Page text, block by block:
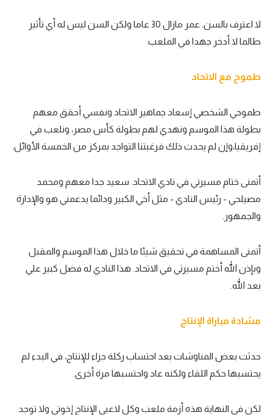
لا اعترف بالسن. عمر مازال 30 عاما ولكن السن ليس له أي تأثير
طالما لا أدخر جهدا في الملعب.
طموح مع الاتحاد
طموحي الشخصي إسعاد جماهير الاتحاد ونفسي أحقق معهم
بطولة هذا الموسم ونهدي لهم بطولة كأس مصر، ونلعب في
إفريقيا،وإن لم يحدث ذلك فرغبتنا التواجد بمركز من الخمسة الأوائل.
أتمنى ختام مسيرتي في نادي الاتحاد. سعيد جدا معهم ومحمد
مصيلحي - رئيس النادي - مثل أخي الكبير ودائما يدعمني هو والإدارة
والجمهور.
أتمنى المساهمة في تحقيق شيئا ما خلال هذا الموسم والمقبل
وبإذن الله أختم مسيرتي في الاتحاد. هذا النادي له فضل كبير علي
بعد الله.
مشادة مباراة الإنتاج
حدثت بعض المناوشات بعد احتساب ركلة جزاء للإنتاج، في البدء لم
يحتسبها حكم اللقاء ولكنه عاد واحتسبها مرة أخرى.
لكن في النهاية هذه أزمة ملعب وكل لاعبي الإنتاج إخوتي ولا توجد